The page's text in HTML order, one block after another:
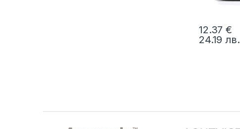
12.37€
24.19лв.